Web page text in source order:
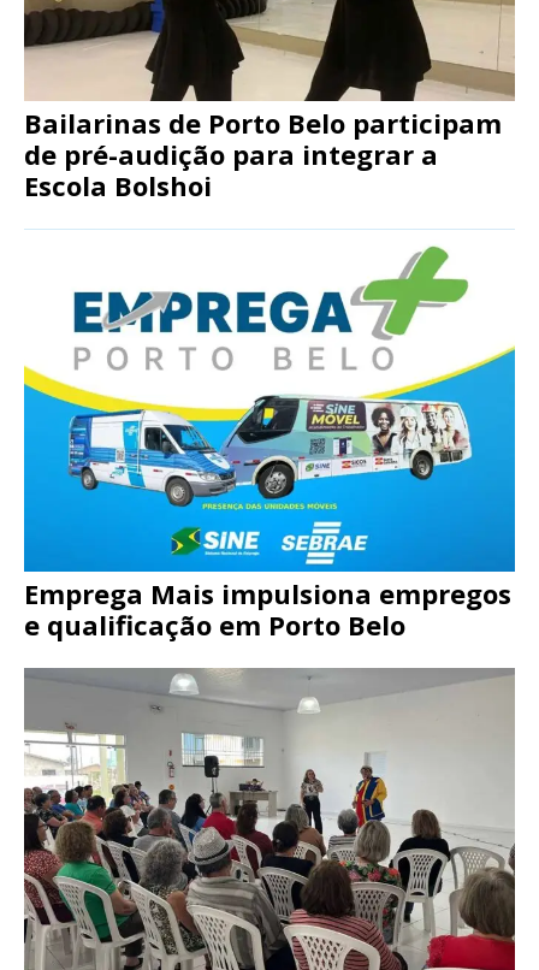
Bailarinas de Porto Belo participam
de pré-audição para integrar a
Escola Bolshoi
Emprega Mais impulsiona empregos
e qualificação em Porto Belo